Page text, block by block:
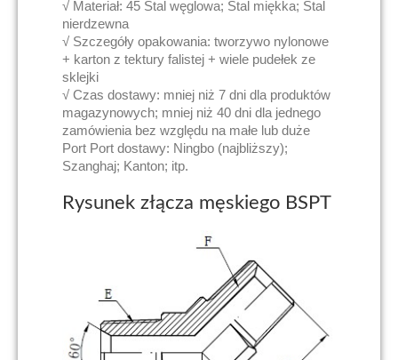
√ Materiał: 45 Stal węglowa; Stal miękka; Stal
nierdzewna
√ Szczegóły opakowania: tworzywo nylonowe
+ karton z tektury falistej + wiele pudełek ze
sklejki
√ Czas dostawy: mniej niż 7 dni dla produktów
magazynowych; mniej niż 40 dni dla jednego
zamówienia bez względu na małe lub duże
Port Port dostawy: Ningbo (najbliższy);
Szanghaj; Kanton; itp.
Rysunek złącza męskiego BSPT